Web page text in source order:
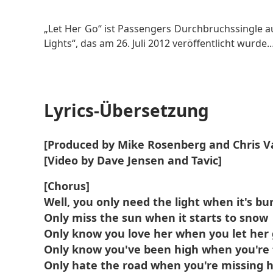
„Let Her Go“ ist Passengers Durchbruchssingle
Lights“, das am 26. Juli 2012 veröffentlicht wurde.
geht.
ersten Platz, errangen Multi-Platin-
Streams und Aufrufen.
Lyrics-Übersetzung
[Produced by Mike Rosenberg and Chris
[Video by Dave Jensen and Tavic]
[Chorus]
Well, you only need the light when it's
Only miss the sun when it starts to snow
Only know you love her when you let her
Only know you've been high when
Only hate the road when you're missing